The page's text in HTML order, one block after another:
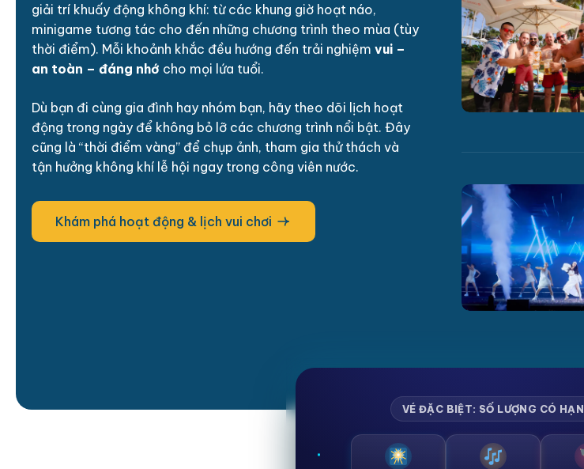
giải trí khuấy động không khí: từ các khung giờ hoạt náo,
minigame tương tác cho đến những chương trình theo mùa (tùy
thời điểm). Mỗi khoảnh khắc đều hướng đến trải nghiệm vui –
an toàn – đáng nhớ cho mọi lứa tuổi.
Dù bạn đi cùng gia đình hay nhóm bạn, hãy theo dõi lịch hoạt
động trong ngày để không bỏ lỡ các chương trình nổi bật. Đây
cũng là “thời điểm vàng” để chụp ảnh, tham gia thử thách và
tận hưởng không khí lễ hội ngay trong công viên nước.
Khám phá hoạt động & lịch vui chơi
VÉ ĐẶC BIỆT: SỐ LƯỢNG CÓ HẠN